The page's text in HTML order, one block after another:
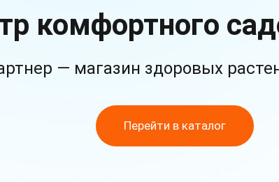
комфортного
— магазин здоровых
Перейти в каталог